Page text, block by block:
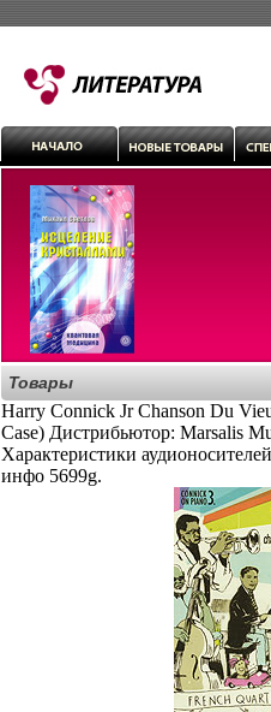
Товары
Harry Connick Jr Chanson Du
Case) Дистрибьютор: Marsalis
Характеристики
инфо 5699g.